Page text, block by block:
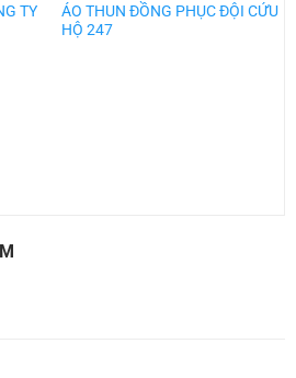
TY
ÁO THUN ĐỒNG PHỤC ĐỘI CỨU
HỘ 247